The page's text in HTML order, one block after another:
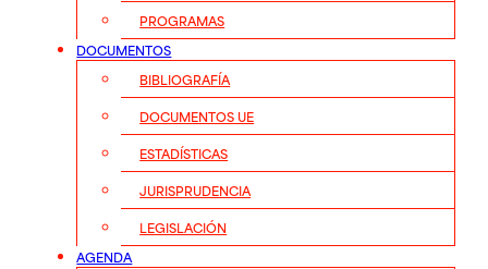
PROGRAMAS
DOCUMENTOS
BIBLIOGRAFÍA
DOCUMENTOS UE
ESTADÍSTICAS
JURISPRUDENCIA
LEGISLACIÓN
AGENDA